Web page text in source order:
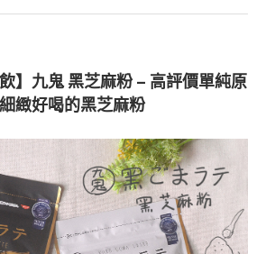
】九鬼 黑芝麻粉 – 高評價單純原
緻好喝的黑芝麻粉